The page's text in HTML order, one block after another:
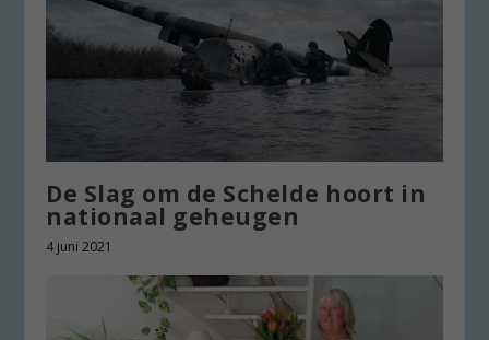
De Slag om de Schelde hoort in
nationaal geheugen
4 juni 2021